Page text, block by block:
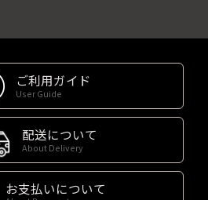
ご利用ガイド
User Guide
配送について
About Delivery
お支払いについて